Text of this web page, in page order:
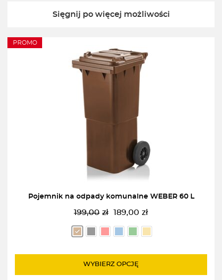
Sięgnij po więcej możliwości
PROMO
Pojemnik na odpady komunalne WEBER 60 L
199,00 zł
Pierwotna
cena
wynosiła:
189,00 zł
Aktualna
cena
wynosi:
WYBIERZ OPCJĘ